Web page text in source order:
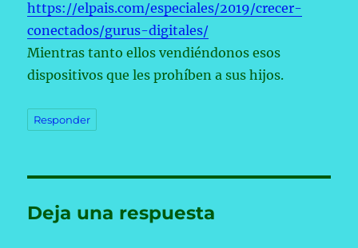
https://elpais.com/especiales/2019/crecer-
conectados/gurus-digitales/
Mientras tanto ellos vendiéndonos esos
dispositivos que les prohíben a sus hijos.
Responder
Deja una respuesta